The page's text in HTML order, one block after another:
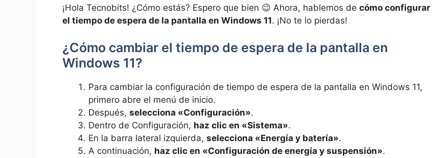
¡Hola Tecnobits! ¿Cómo estás? Espero que bien 😉 Ahora, hablemos de cómo configurar
el tiempo de espera de la pantalla en Windows 11. ¡No te lo pierdas!
¿Cómo cambiar el tiempo de espera de la pantalla en
Windows 11?
Para cambiar la configuración de tiempo de espera de la pantalla en Windows 11,
primero abre el menú de inicio.
Después, selecciona «Configuración».
Dentro de Configuración, haz clic en «Sistema».
En la barra lateral izquierda, selecciona «Energía y batería».
A continuación, haz clic en «Configuración de energía y suspensión».